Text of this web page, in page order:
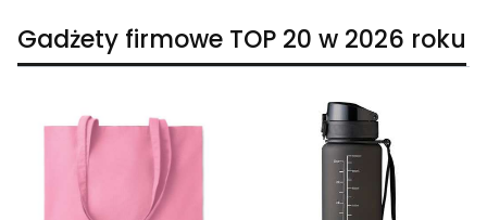
Gadżety firmowe TOP 20 w 2026 roku